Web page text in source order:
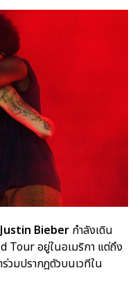
Justin Bieber กำลังเดิน
Tour อยู่ในอเมริกา แต่ถึง
วมปรากฎตัวบนเวทีใน